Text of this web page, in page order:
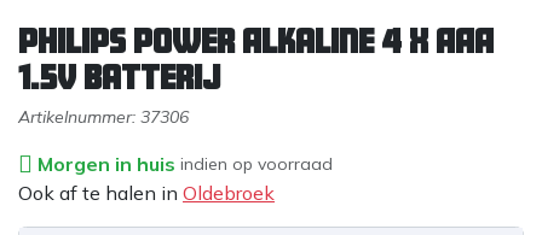
Philips Power Alkaline 4 x AAA
1.5V batterij
Artikelnummer: 37306
Morgen in huis indien op voorraad
Ook af te halen in Oldebroek